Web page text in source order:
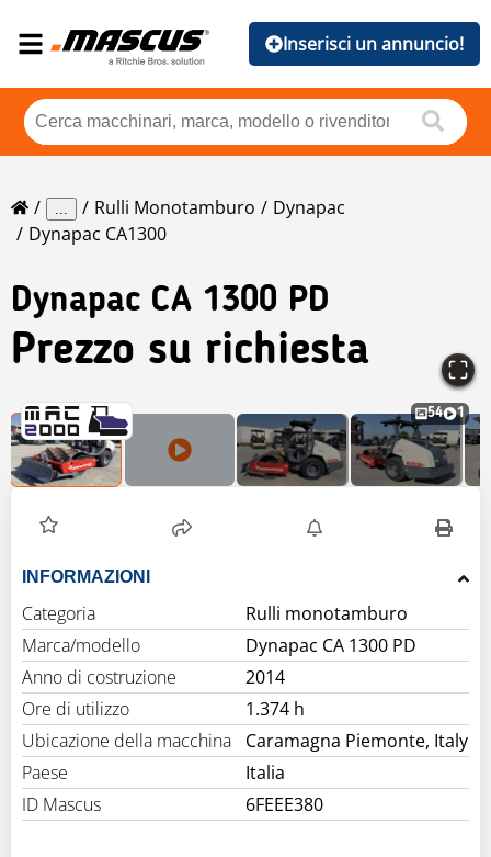
Inserisci un annuncio!
... Rulli Monotamburo
Dynapac
Dynapac CA1300
Dynapac CA 1300 PD
Prezzo su richiesta
54 1
INFORMAZIONI
Categoria
Rulli monotamburo
Marca/modello
Dynapac CA 1300 PD
Anno di costruzione
2014
Ore di utilizzo
1.374 h
Ubicazione della macchina
Caramagna Piemonte, Italy
Paese
Italia
ID Mascus
6FEEE380